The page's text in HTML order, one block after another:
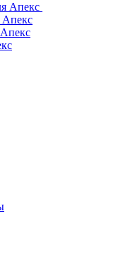
Апекс
Апекс